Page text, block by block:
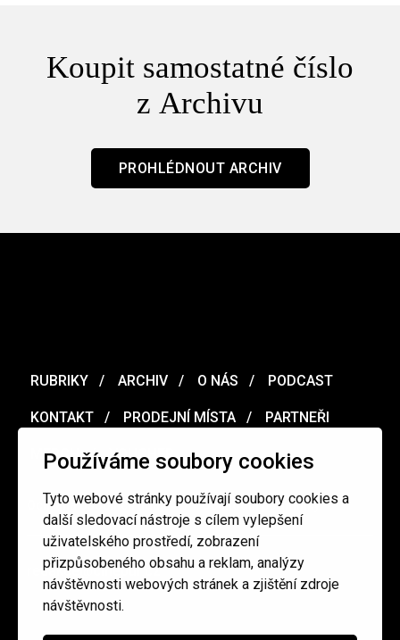
Používáme soubory cookies
Tyto webové stránky používají soubory cookies a
další sledovací nástroje s cílem vylepšení
uživatelského prostředí, zobrazení
přizpůsobeného obsahu a reklam, analýzy
návštěvnosti webových stránek a zjištění zdroje
návštěvnosti.
Koupit samostatné číslo
z Archivu
PROHLÉDNOUT ARCHIV
RUBRIKY ARCHIV O NÁS PODCAST
KONTAKT PRODEJNÍ MÍSTA PARTNEŘI
MERCH VOUCHER
Ochrana osobních údajů / Obchodní podmínky
redakce@cinepur.cz